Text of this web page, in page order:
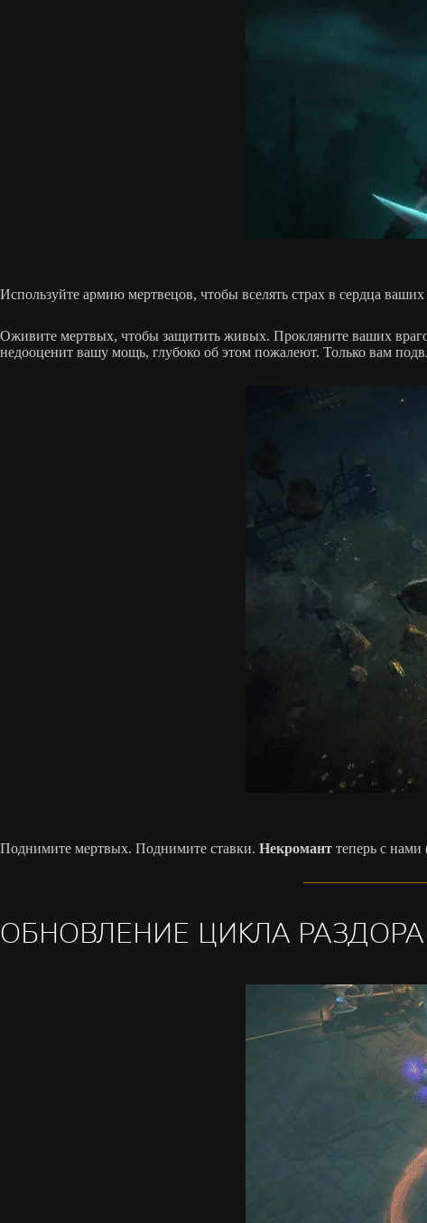
Используйте армию мертвецов, чтобы вселять страх в сердца
Оживите мертвых, чтобы защитить живых. Прокляните ваших
недооценит вашу мощь, глубоко об этом пожалеют. Только вам
Поднимите мертвых. Поднимите ставки. Некромант теперь с нами
ОБНОВЛЕНИЕ ЦИКЛА РАЗДОРА